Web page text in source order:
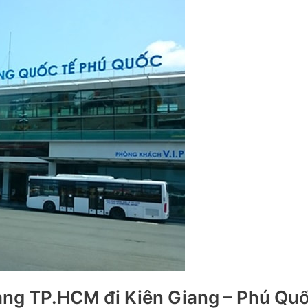
TP.HCM đi Kiên Giang – Phú